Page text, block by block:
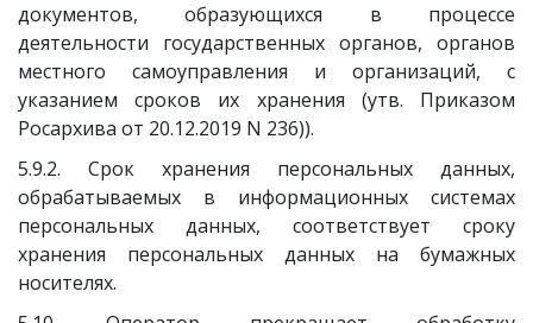
документов, образующихся в процессе
деятельности государственных органов, органов
местного самоуправления и организаций, с
указанием сроков их хранения (утв. Приказом
Росархива от 20.12.2019 N 236)).
5.9.2. Срок хранения персональных данных,
обрабатываемых в информационных системах
персональных данных, соответствует сроку
хранения персональных данных на бумажных
носителях.